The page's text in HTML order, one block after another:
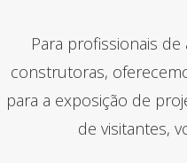
Para profissionais
construtoras,
para a exposição de
de visitantes,